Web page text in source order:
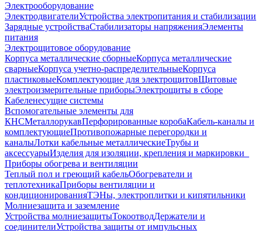
Электрооборудование
ЭлектродвигателиУстройства электропитания и стабилизации
Зарядные устройстваСтабилизаторы напряженияЭлементы
питания
Электрощитовое оборудование
Корпуса металлические сборныеКорпуса металлические
сварныеКорпуса учетно-распределительныеКорпуса
пластиковыеКомплектующие для электрощитовЩитовые
электроизмерительные приборыЭлектрощиты в сборе
Кабеленесущие системы
Вспомогательные элементы для
КНСМеталлорукавПерфорированные коробаКабель-каналы и
комплектующиеПротивопожарные перегородки и
каналыЛотки кабельные металлическиеТрубы и
аксессуарыИзделия для изоляции, крепления и маркировки
Приборы обогрева и вентиляции
Теплый пол и греющий кабельОбогреватели и
теплотехникаПриборы вентиляции и
кондиционированияТЭНы, электроплитки и кипятильники
Молниезащита и заземление
Устройства молниезащитыТокоотводДержатели и
соединителиУстройства защиты от импульсных